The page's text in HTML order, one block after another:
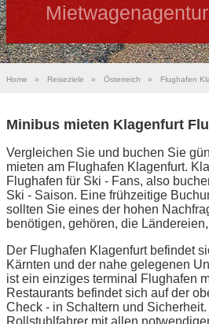
Home » Reiseziele » Österreich » Flughafen
Minibus mieten Klagenfurt
Vergleichen Sie und buchen Sie
mieten am Flughafen Klagenfurt.
Flughafen für Ski - Fans, also
Ski - Saison. Eine frühzeitige
sollten Sie eines der hohen
benötigen, gehören, die
Der Flughafen Klagenfurt befindet
Kärnten und der nahe gelegenen
ist ein einziges terminal Flughafen
Restaurants befindet sich auf der
Check - in Schaltern und
Rollstuhlfahrer mit allen